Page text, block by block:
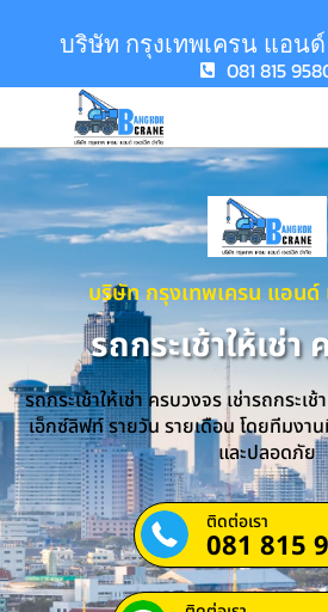
บริษัท กรุงเทพเครน แอน
081 815
บริษัท กรุงเทพเครน แอนด์
รถกระเช้าให้เช่า
รถกระเช้าให้เช่า ครบวงจร เช่ารถกระเ
เอ็กซ์ลิฟท์ รายวัน รายเดือน โดยทีมงา
และปลอดภัย
ติดต่อเรา
081 815